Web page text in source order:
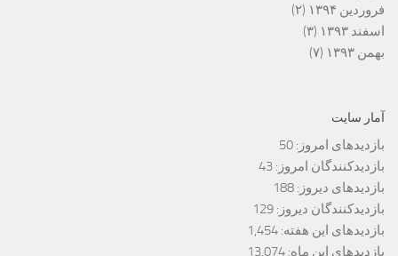
فروردین ۱۳۹۴
(۲)
اسفند ۱۳۹۳
(۳)
بهمن ۱۳۹۳
(۷)
آمار سایت
بازدیدهای امروز: 50
بازدیدکنندگان امروز: 43
بازدیدهای دیروز: 188
بازدیدکنندگان دیروز: 129
بازدیدهای این هفته: 1,454
بازدیدهای این ماه: 13,074